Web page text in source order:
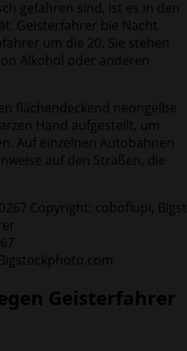
gefahren sind, ist es in den
Geisterfahrer bie Nacht
um die 20. Sie stehen
Alkohol oder anderen
flächendeckend neongelbe
Hand aufgestellt, um
Auf einzelnen Autobahnen
auf den Straßen, die
Geisterfahrer